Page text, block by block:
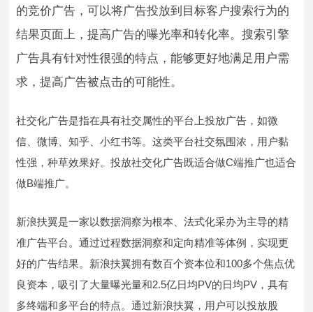
的竞价广告，可以将广告投放到目标客户搜索行为的
结果页面上，提高广告的曝光率和转化率。搜索引擎
广告具有针对性很强的特点，能够更好地满足用户需
求，提高广告被点击的可能性。
社交化广告是指在具有社交属性的平台上投放广告，如微
信、微博、知乎、小红书等。这类平台社交氛围浓，用户黏
性强，种草效果好。投放社交化广告既适合做C端推广也适合
做B端推广。
新浪扶翼是一家以数据洞察为根本、法式化采办为主导的精
准广告平台。通过过程数据洞察和定向精准等体例，实现更
好的广告结果。新浪扶翼拥有数百个资本位和100多个焦点优
良资本，吸引了大量曝光量和2.5亿日均PV的日均PV，具有
多终端和多平台的特点。通过新浪扶翼，用户可以投放股